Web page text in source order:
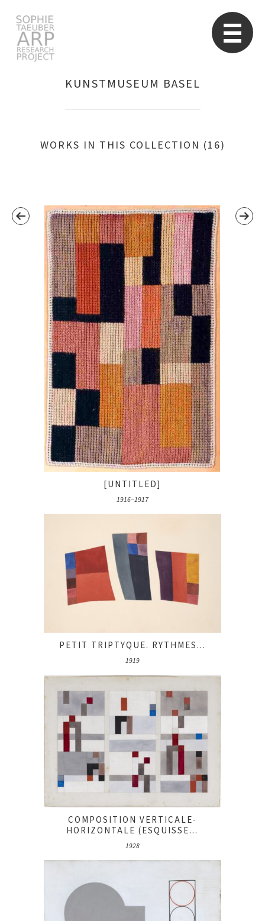
Search
KUNSTMUSEUM BASEL
WORKS IN THIS COLLECTION (16)
[UNTITLED]
1916–1917
PETIT TRIPTYQUE. RYTHMES...
1919
COMPOSITION VERTICALE-
HORIZONTALE (ESQUISSE...
1928